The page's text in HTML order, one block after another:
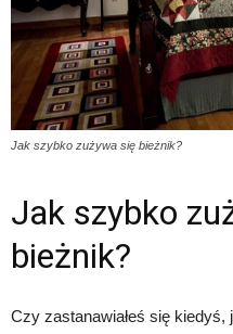
Jak szybko zużywa się bieżnik?
Jak szybko
bieżnik?
Czy zastanawiałeś się